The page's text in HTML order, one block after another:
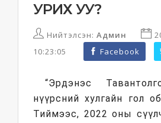
УРИХ УУ?
Нийтэлсэн: Админ
10:23:05
Facebook
“Эрдэнэс
нүүрсний хулгайн гол
Тиймээс, 2022 оны